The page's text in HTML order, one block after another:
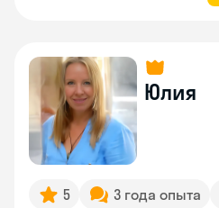
Юлия
5 3 года опыта